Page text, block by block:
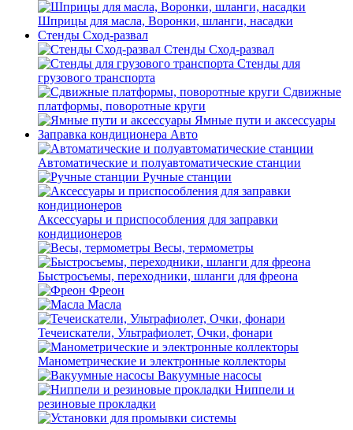
Шприцы для масла, Воронки, шланги, насадки
Стенды Сход-развал
Стенды Сход-развал
Стенды для
грузового транспорта
Сдвижные
платформы, поворотные круги
Ямные пути и аксессуары
Заправка кондиционера Авто
Автоматические и полуавтоматические станции
Ручные станции
Аксессуары и приспособления для заправки
кондиционеров
Весы, термометры
Быстросъемы, переходники, шланги для фреона
Фреон
Масла
Течеискатели, Ультрафиолет, Очки, фонари
Манометрические и электронные коллекторы
Вакуумные насосы
Ниппели и
резиновые прокладки